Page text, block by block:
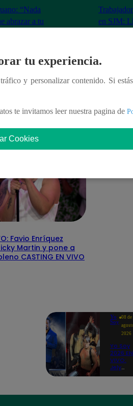
“Nada
abrazar a tu
en SJM:
Favio Enríquez
Martin y pone a
CASTING EN VIVO
Yo
Soy
08 de
2026
Yo Soy
2026 EN
VIVO:
Jely
Bravo
tu experiencia.
y personalizar contenido. Si
te invitamos leer nuestra pagina de
Cookies